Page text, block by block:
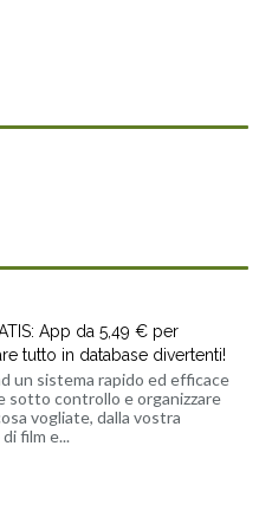
App da 5,49 € per
tutto in database divertenti!
un sistema rapido ed efficace
sotto controllo e organizzare
vogliate, dalla vostra
film e...